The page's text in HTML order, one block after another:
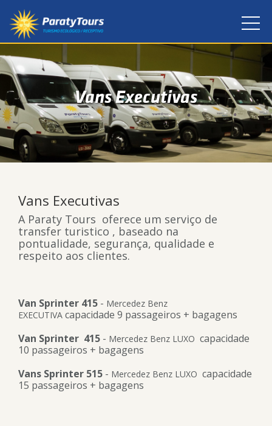
Vans Executivas
Vans Executivas
A Paraty Tours oferece um serviço de
transfer turistico , baseado na
pontualidade, segurança, qualidade e
respeito aos clientes.
Van Sprinter 415 - Mercedez Benz
EXECUTIVA capacidade 9 passageiros + bagagens
Van Sprinter 415 - Mercedez Benz LUXO capacidade
10 passageiros + bagagens
Vans Sprinter 515 - Mercedez Benz LUXO capacidade
15 passageiros + bagagens